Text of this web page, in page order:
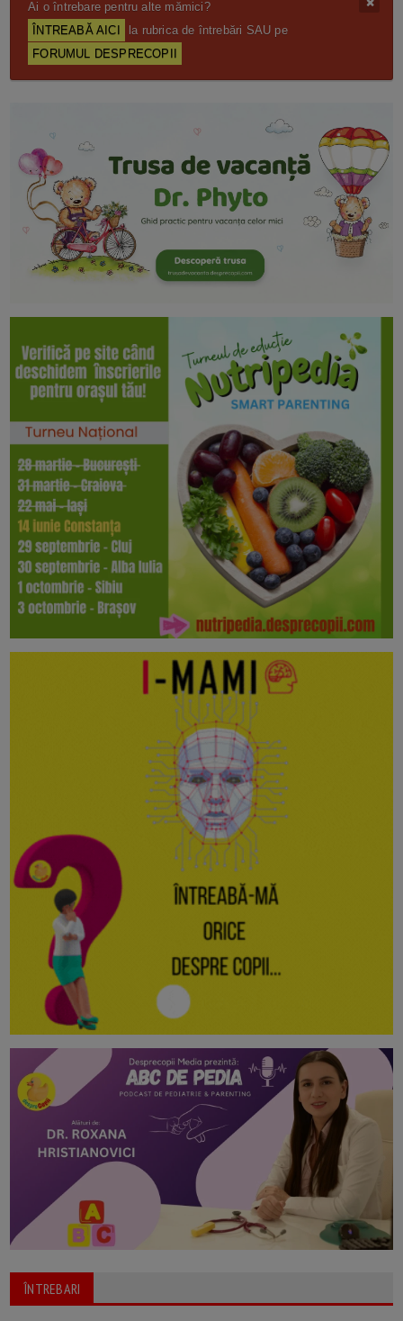
Ai o întrebare pentru alte mămici?
ÎNTREABĂ AICI
la rubrica de întrebări SAU pe
FORUMUL DESPRECOPII
ÎNTREBARI